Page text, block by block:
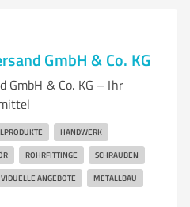
GmbH & Co. KG
GmbH & Co. KG – Ihr
HANDWERK
ROHRFITTINGE SCHRAUBEN
ANGEBOTE METALLBAU